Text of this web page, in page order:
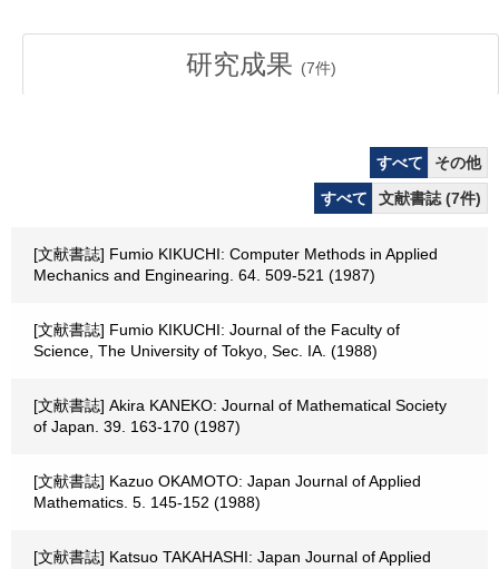
研究成果 (7件)
すべて
その他
すべて
文献書誌 (7件)
[文献書誌] Fumio KIKUCHI: Computer Methods in Applied
Mechanics and Enginearing. 64. 509-521 (1987)
[文献書誌] Fumio KIKUCHI: Journal of the Faculty of
Science, The University of Tokyo, Sec. IA. (1988)
[文献書誌] Akira KANEKO: Journal of Mathematical Society
of Japan. 39. 163-170 (1987)
[文献書誌] Kazuo OKAMOTO: Japan Journal of Applied
Mathematics. 5. 145-152 (1988)
[文献書誌] Katsuo TAKAHASHI: Japan Journal of Applied